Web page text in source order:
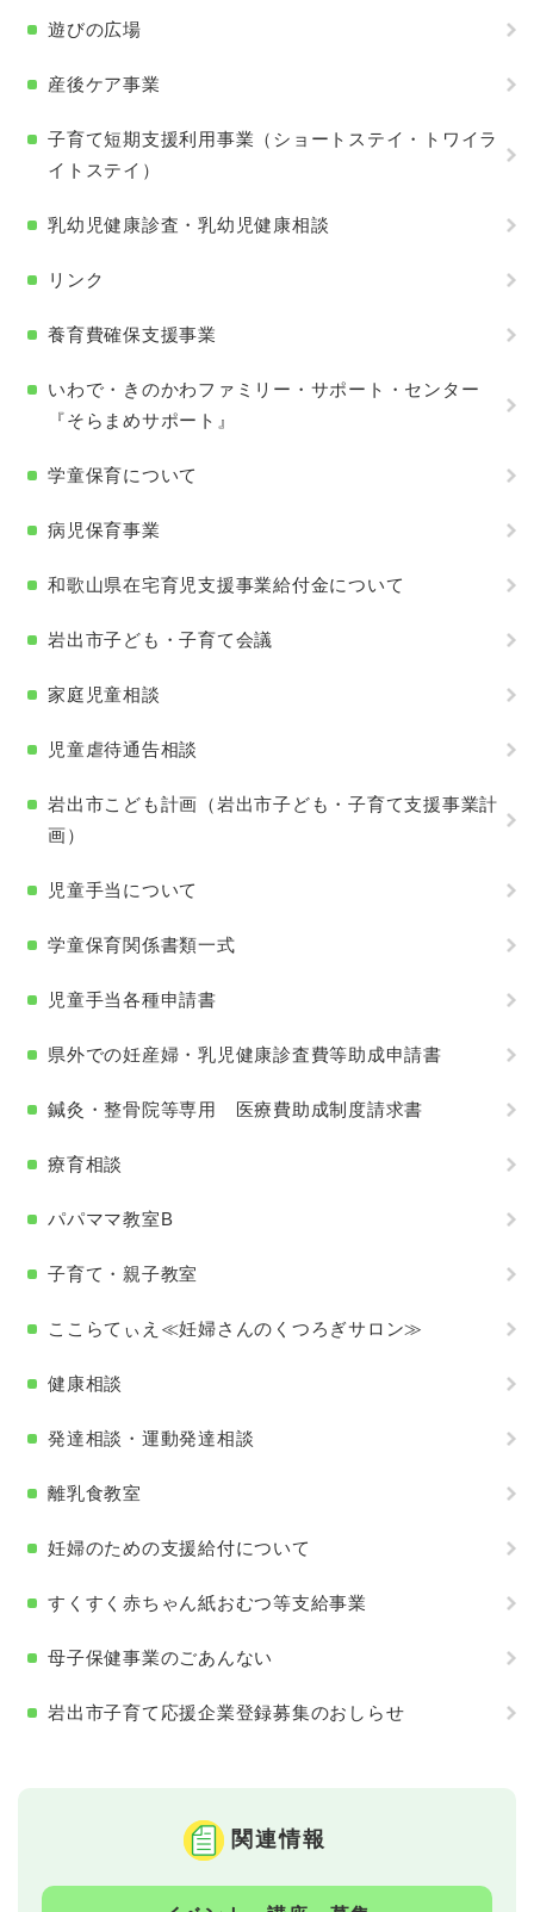
遊びの広場
産後ケア事業
子育て短期支援利用事業（ショートステイ・トワイラ
イトステイ）
乳幼児健康診査・乳幼児健康相談
リンク
養育費確保支援事業
いわで・きのかわファミリー・サポート・センター
『そらまめサポート』
学童保育について
病児保育事業
和歌山県在宅育児支援事業給付金について
岩出市子ども・子育て会議
家庭児童相談
児童虐待通告相談
岩出市こども計画（岩出市子ども・子育て支援事業計
画）
児童手当について
学童保育関係書類一式
児童手当各種申請書
県外での妊産婦・乳児健康診査費等助成申請書
鍼灸・整骨院等専用 医療費助成制度請求書
療育相談
パパママ教室B
子育て・親子教室
ここらてぃえ≪妊婦さんのくつろぎサロン≫
健康相談
発達相談・運動発達相談
離乳食教室
妊婦のための支援給付について
すくすく赤ちゃん紙おむつ等支給事業
母子保健事業のごあんない
岩出市子育て応援企業登録募集のおしらせ
関連情報